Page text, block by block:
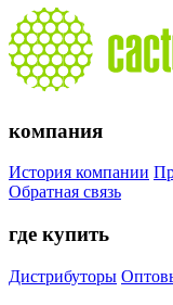
компания
История компании
Обратная связь
где купить
Дистрибуторы